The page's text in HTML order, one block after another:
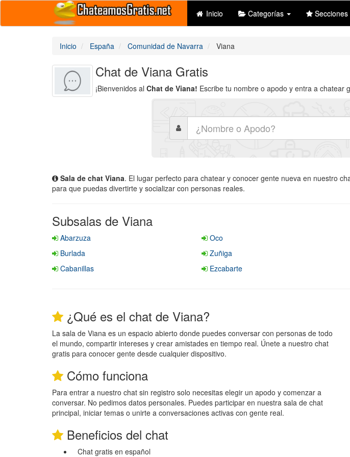
Inicio Categorías Secciones
Inicio España Comunidad de Navarra Viana
Chat de Viana Gratis
¡Bienvenidos al Chat de Viana! Escribe tu nombre o apodo y entra a chatear
Sala de chat Viana. El lugar perfecto para chatear y conocer gente nueva en nuestro
para que puedas divertirte y socializar con personas reales.
Subsalas de Viana
Abarzuza Oco
Burlada
Zuñiga
Cabanillas
Ezcabarte
¿Qué es el chat de Viana?
La sala de Viana es un espacio abierto donde puedes conversar con personas de todo
el mundo, compartir intereses y crear amistades en tiempo real. Únete a nuestro chat
gratis para conocer gente desde cualquier dispositivo.
Cómo funciona
Para entrar a nuestro chat sin registro solo necesitas elegir un apodo y comenzar a
conversar. No pedimos datos personales. Puedes participar en nuestra sala de chat
principal, iniciar temas o unirte a conversaciones activas con gente real.
Beneficios del chat
Chat gratis en español